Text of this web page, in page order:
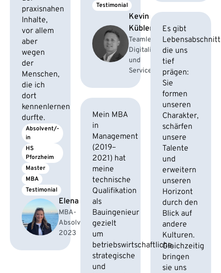
praxisnahen
Inhalte,
vor allem
aber
wegen
der
Menschen,
die ich
dort
kennenlernen
durfte.
Absolvent/-
in
HS
Pforzheim
Master
MBA
Testimonial
Elena F.
MBA-
Absolventin
2023
Testimonial
Kevin
Kübler
Teamleiter
Digitalisierung
und
Services
Es gibt
die uns
tief
prägen:
Sie
formen
unseren
Charakter,
schärfen
unsere
Talente
und
erweitern
unseren
Horizont
durch den
Blick auf
andere
Kulturen.
Gleichzeitig
bringen
sie uns
Mein MBA
in
Management
(2019–
2021) hat
meine
technische
Qualifikation
als
Bauingenieur
gezielt
um
betriebswirtschaftliche,
strategische
und